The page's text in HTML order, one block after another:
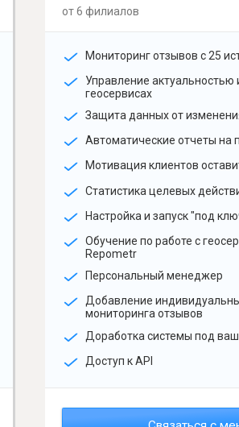
от 6 филиалов
Мониторинг отзывов с 25
Управление
геосервисах
Защита данных от
Автоматические отчеты на
Мотивация клиентов
Статистика целевых
Настройка и запуск "под
Обучение по работе с
Repometr
Персональный менеджер
Добавление
мониторинга отзывов
Доработка системы под
Доступ к API